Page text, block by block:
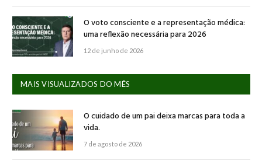
O voto consciente e a representação médica:
uma reflexão necessária para 2026
12 de junho de 2026
MAIS VISUALIZADOS DO MÊS
O cuidado de um pai deixa marcas para toda a
vida.
7 de agosto de 2026